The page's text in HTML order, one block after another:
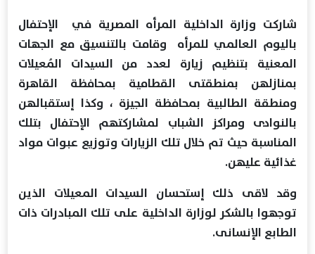
شاركت وزارة الداخلية المرأه المصرية في الإحتفال
باليوم العالمي للمرأه وقامت بالتنسيق مع الجهات
المعنية بتنظيم زيارة لعدد من السيدات المُعيلات
بمنازلهن بمنطقتى القطامية بمحافظة القاهرة
ومنطقة الطالبية بمحافظة الجيزة ، وكذا إستقبالهن
بالنوادى ومراكز الشباب لمشاركتهم الإحتفال بتلك
المناسبة حيث تم خلال تلك الزيارات وتوزيع عبوات مواد
غذائية عليهن.
وقد لاقى ذلك إستحسان السيدات المعيلات الذين
توجهوا بالشكر لوزارة الداخلية على تلك المبادرات ذات
الطابع الإنسانى.